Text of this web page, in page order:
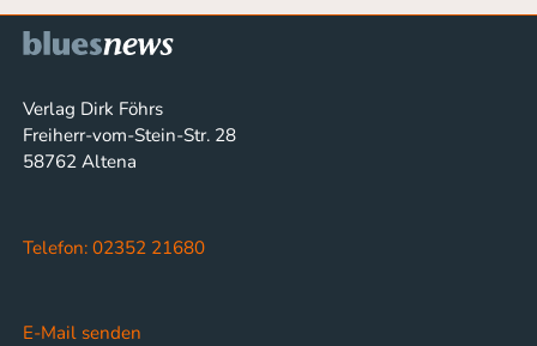
Verlag Dirk Föhrs
Freiherr-vom-Stein-Str. 28
58762 Altena
Telefon: 02352 21680
E-Mail senden